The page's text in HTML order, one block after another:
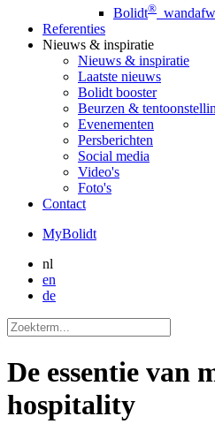
Bolidt®
Referenties
Nieuws & inspiratie
Nieuws & inspiratie
Laatste nieuws
Bolidt booster
Beurzen &
Evenementen
Persberichten
Social media
Video's
Foto's
Contact
MyBolidt
nl
en
de
De essentie van
hospitality